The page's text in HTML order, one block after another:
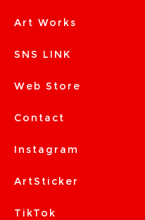
Art Works
SNS LINK
Web Store
Contact
Instagram
ArtSticker
TikTok